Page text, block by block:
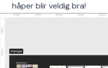
håper blir veldig bra!